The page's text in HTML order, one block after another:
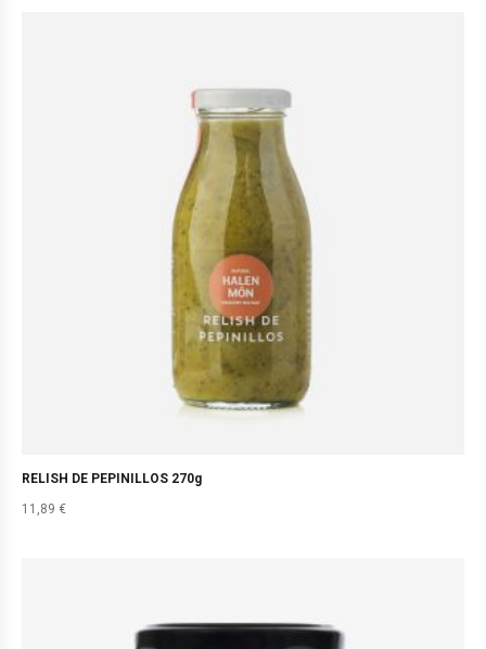
RELISH DE PEPINILLOS 270g
11,89 €